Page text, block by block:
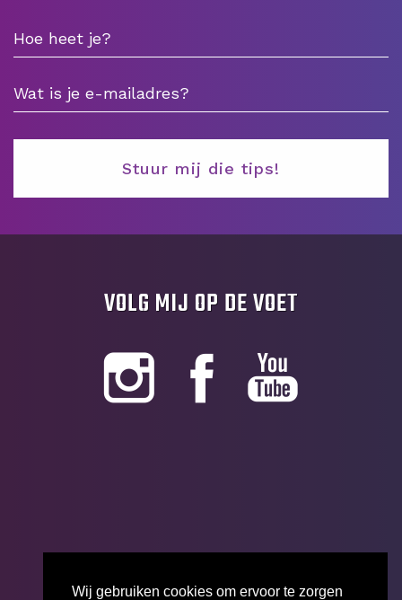
Wij gebruiken cookies om ervoor te zorgen
VOLG MIJ OP DE VOET